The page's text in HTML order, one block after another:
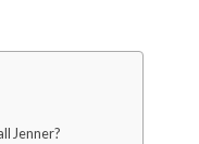
Jenner?